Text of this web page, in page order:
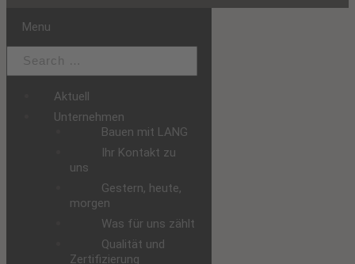
Menu
Aktuell
Unternehmen
Bauen mit LANG
Ihr Kontakt zu
uns
Gestern, heute,
morgen
Was für uns zählt
Qualität und
Zertifizierung